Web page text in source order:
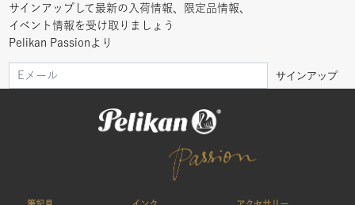
サインアップして最新の入荷情報、限定品情報、
イベント情報を受け取りましょう
Pelikan Passionより
サインアップ